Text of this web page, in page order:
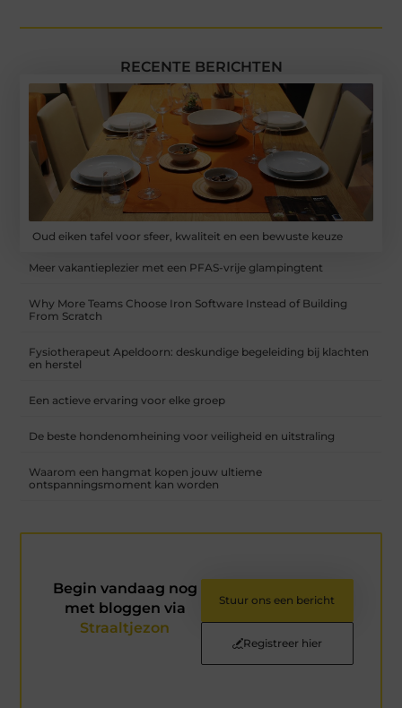
RECENTE BERICHTEN
Oud eiken tafel voor sfeer, kwaliteit en een bewuste keuze
Meer vakantieplezier met een PFAS-vrije glampingtent
Why More Teams Choose Iron Software Instead of Building
From Scratch
Fysiotherapeut Apeldoorn: deskundige begeleiding bij klachten
en herstel
Een actieve ervaring voor elke groep
De beste hondenomheining voor veiligheid en uitstraling
Waarom een hangmat kopen jouw ultieme
ontspanningsmoment kan worden
Begin vandaag nog
met bloggen via
Straaltjezon
Stuur ons een bericht
Registreer hier